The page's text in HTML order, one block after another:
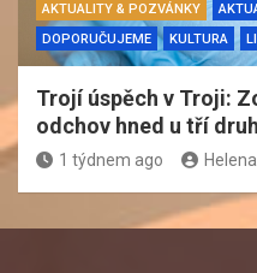
AKTUALITY & POZVÁNKY
DOPORUČUJEME
KULTURA
Trojí úspěch v Troji:
odchov hned u tří
1 týdnem ago